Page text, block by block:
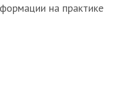
на практике